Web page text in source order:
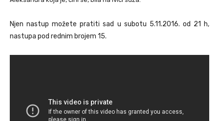
Njen nastup možete pratiti sad u subotu 5.11.2016. od 21 h,
nastupa pod rednim brojem 15.